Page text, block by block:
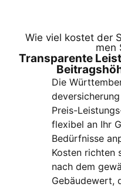
Wie viel kos­tet der
men
Trans­pa­ren­te
Die
Preis-
fle­xi­bel an Ihr
Bedürf­nis­se
Kos­ten rich­ten
nach dem
Gebäu­de­wert,